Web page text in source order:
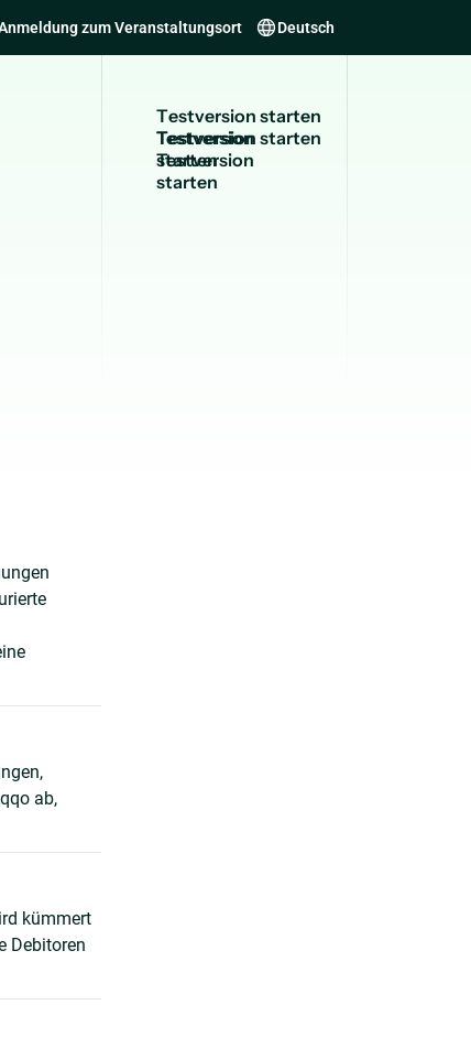
zum Veranstaltungsort Deutsch
Testversionstarten
Testversion
starten
ab,
kümmert
Debitoren